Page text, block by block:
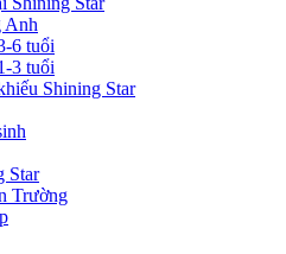
Anh
6 tuổi
3 tuổi
Shining Star
Star
Trường